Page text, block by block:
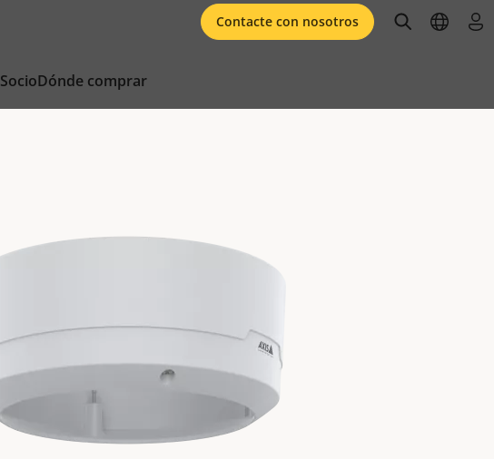
SocioDónde comprar
Contacte con nosotros openopen